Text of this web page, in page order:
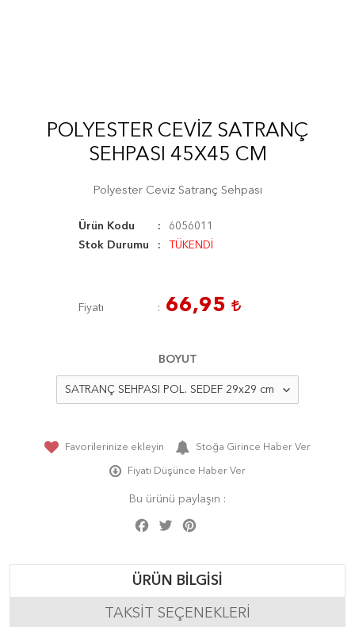
POLYESTER CEVIZ SATRANÇ
SEHPASI 45X45 CM
Polyester Ceviz Satranç Sehpası
Ürün Kodu
6056011
Stok Durumu
TÜKENDİ
Fiyatı 66,95
BOYUT
Favorilerinize ekleyin Stoğa Girince Haber Ver
Fiyatı Düşünce Haber Ver
Bu ürünü paylaşın :
Facebook
Twitter
ÜRÜN BILGISI
TAKSIT SEÇENEKLERI